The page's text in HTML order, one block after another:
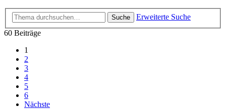
Suche
Erweiterte Suche
60 Beiträge
1
2
3
4
5
6
Nächste